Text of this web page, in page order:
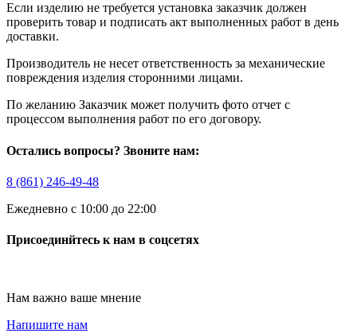
Если изделию не требуется установка заказчик должен
проверить товар и подписать акт выполненных работ в день
доставки.
Производитель не несет ответственность за механические
повреждения изделия сторонними лицами.
По желанию Заказчик может получить фото отчет с
процессом выполнения работ по его договору.
Остались вопросы? Звоните нам:
8 (861) 246-49-48
Ежедневно с 10:00 до 22:00
Присоединйтесь к нам в соцсетях
Нам важно ваше мнение
Напишите нам